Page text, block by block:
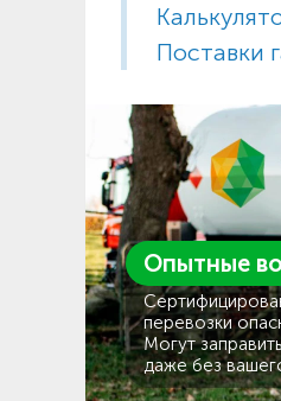
Поставки
Опытные
перевозки
Могут
даже без